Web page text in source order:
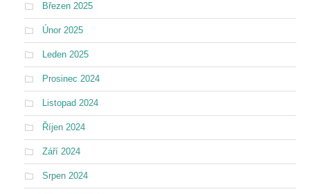
Březen 2025
Únor 2025
Leden 2025
Prosinec 2024
Listopad 2024
Říjen 2024
Září 2024
Srpen 2024